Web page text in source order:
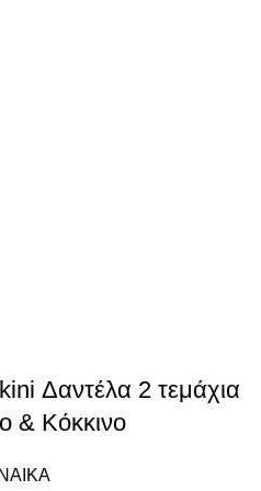
Δαντέλα 2 τεμάχια
& Κόκκινο